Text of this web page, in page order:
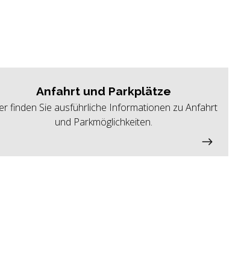
Anfahrt und Parkplätze
finden Sie ausführliche Informationen zu Anfahrt
und Parkmöglichkeiten.